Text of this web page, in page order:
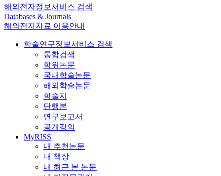
해외전자정보서비스 검색
Databases & Journals
해외전자자료 이용안내
학술연구정보서비스 검색
통합검색
학위논문
국내학술논문
해외학술논문
학술지
단행본
연구보고서
공개강의
MyRISS
내 추천논문
내 책장
내 최근 본 논문